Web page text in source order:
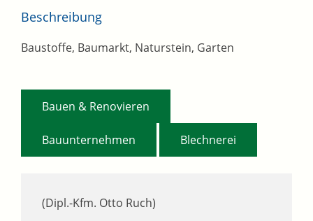
(Dipl.-Kfm. Otto Ruch)
Beschreibung
Baustoffe, Baumarkt, Naturstein, Garten
Bauen & Renovieren
Bauunternehmen Blechnerei